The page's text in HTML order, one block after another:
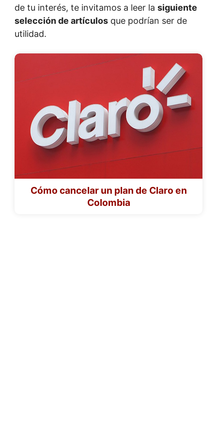
de tu interés, te invitamos a leer la siguiente
selección de artículos que podrían ser de
utilidad.
Cómo cancelar un plan de Claro en
Colombia